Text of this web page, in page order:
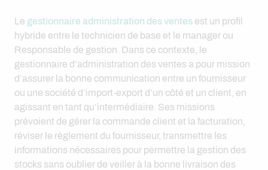
Le gestionnaire administration des ventes est un profil
hybride entre le technicien de base et le manager ou
Responsable de gestion. Dans ce contexte, le
gestionnaire d’administration des ventes a pour mission
d’assurer la bonne communication entre un fournisseur
ou une société d’import-export d’un côté et un client, en
agissant en tant qu’intermédiaire. Ses missions
prévoient de gérer la commande client et la facturation,
réviser le règlement du fournisseur, transmettre les
informations nécessaires pour permettre la gestion des
stocks sans oublier de veiller à la bonne livraison des